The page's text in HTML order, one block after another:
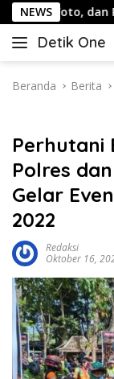
Langsung
ke
konten
NEWS
dan Rekomendasi
Detik One
Tajam
Fakta
Beranda Berita
Perhutani
Polres
Gelar
2022
Redaksi
Oktober 16,